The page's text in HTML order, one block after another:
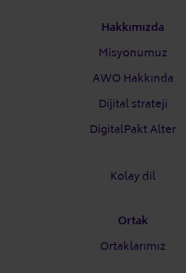
Hakkımızda
Misyonumuz
AWO Hakkında
Dijital strateji
DigitalPakt Alter
Kolay dil
Ortak
Ortaklarımız